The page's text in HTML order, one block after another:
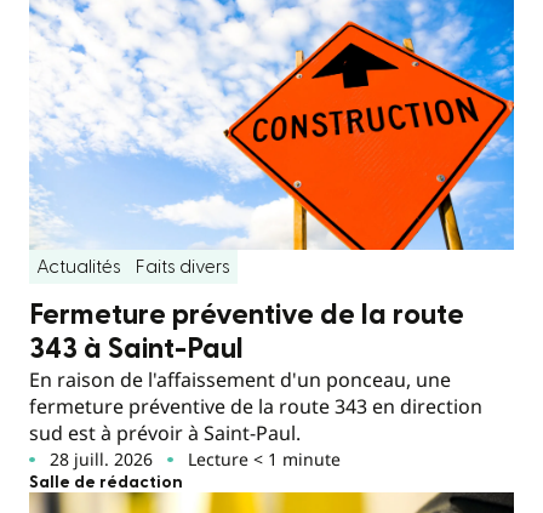
Actualités Faits divers
Fermeture préventive de la route
343 à Saint-Paul
En raison de l'affaissement d'un ponceau, une
fermeture préventive de la route 343 en direction
sud est à prévoir à Saint-Paul.
28 juill. 2026 Lecture < 1 minute
Salle de rédaction